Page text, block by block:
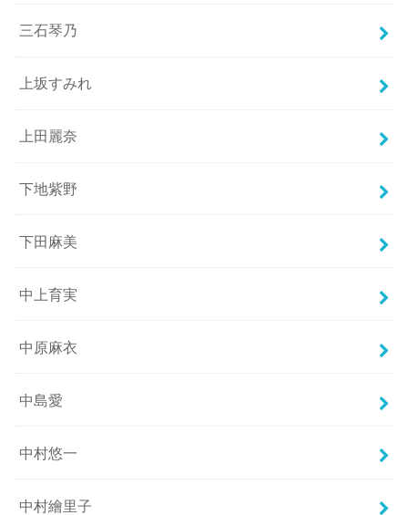
三石琴乃
上坂すみれ
上田麗奈
下地紫野
下田麻美
中上育実
中原麻衣
中島愛
中村悠一
中村繪里子